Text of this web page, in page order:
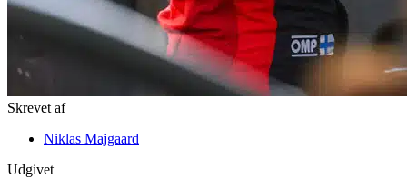
Skrevet af
Niklas Majgaard
Udgivet